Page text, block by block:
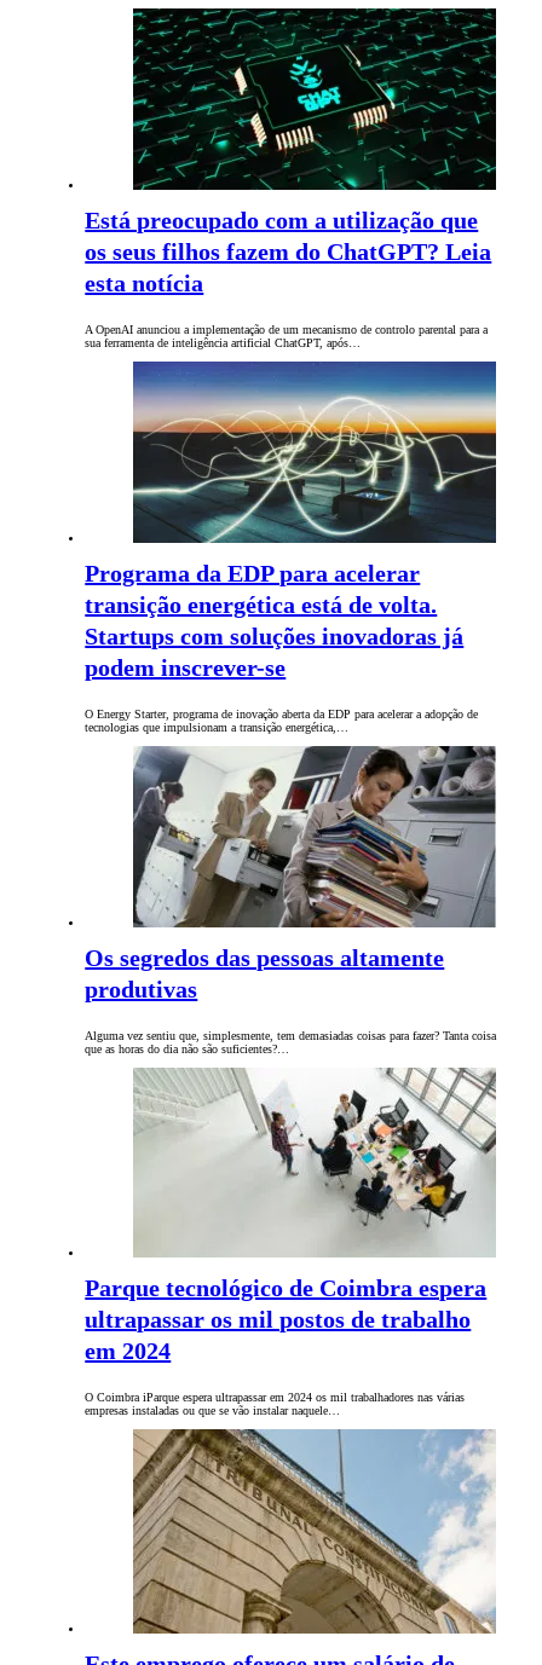
Está preocupado com a utilização que
os seus filhos fazem do ChatGPT? Leia
esta notícia
A OpenAI anunciou a implementação de um mecanismo de controlo parental para a
sua ferramenta de inteligência artificial ChatGPT, após…
Programa da EDP para acelerar
transição energética está de volta.
Startups com soluções inovadoras já
podem inscrever-se
O Energy Starter, programa de inovação aberta da EDP para acelerar a adopção de
tecnologias que impulsionam a transição energética,…
Os segredos das pessoas altamente
produtivas
Alguma vez sentiu que, simplesmente, tem demasiadas coisas para fazer? Tanta coisa
que as horas do dia não são suficientes?…
Parque tecnológico de Coimbra espera
ultrapassar os mil postos de trabalho
em 2024
O Coimbra iParque espera ultrapassar em 2024 os mil trabalhadores nas várias
empresas instaladas ou que se vão instalar naquele…